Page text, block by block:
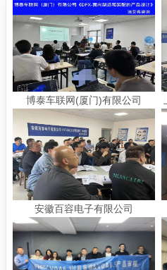
博泰车联网(厦门)有限公司
《DFX-面向制造和装配的产品设
计》
安徽百容电子有限公司
《VDA6.3:2023过程审核》培训